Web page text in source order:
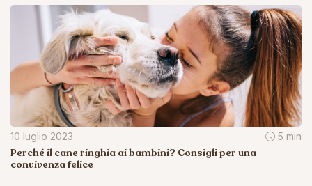
10 luglio 2023 5 min
Perché il cane ringhia ai bambini? Consigli per una
convivenza felice